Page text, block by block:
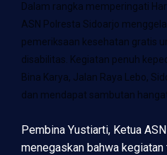
Dalam rangka memperingati
ASN Polresta Sidoarjo
pemeriksaan kesehatan gratis
disabilitas. Kegiatan penuh
Bina Karya, Jalan Raya Lebo,
dan mendapat sambutan
Pembina Yustiarti, Ketua
menegaskan bahwa